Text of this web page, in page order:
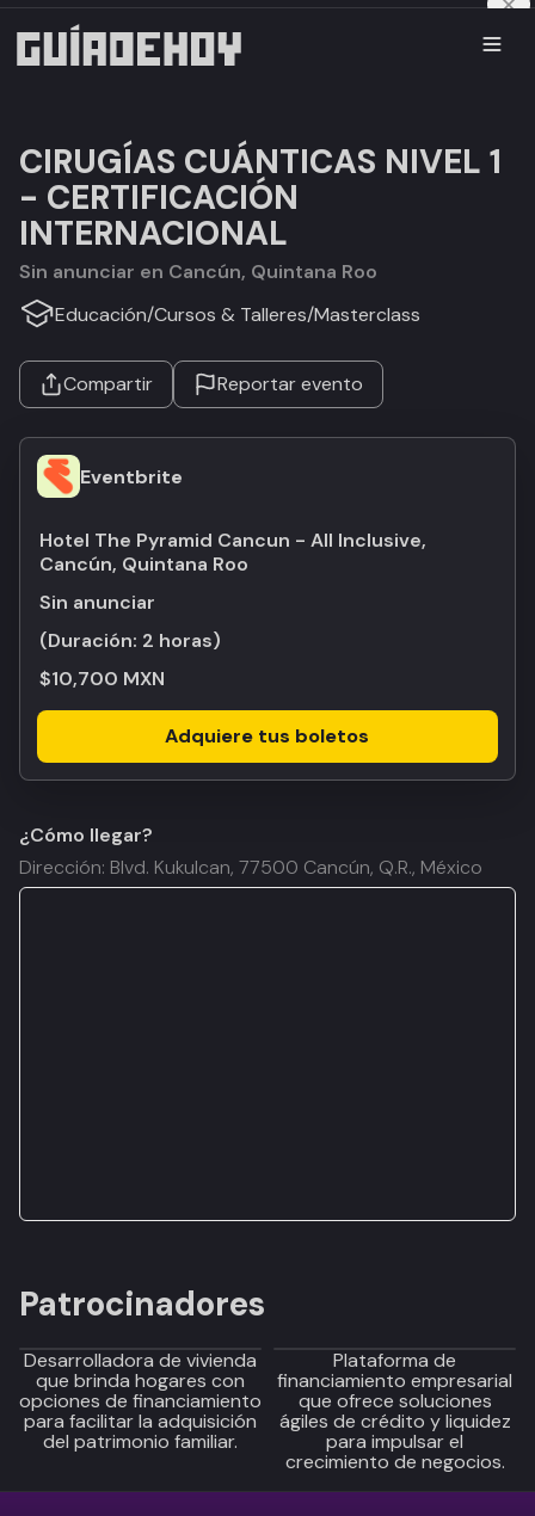
CIRUGÍAS CUÁNTICAS NIVEL 1
- CERTIFICACIÓN
INTERNACIONAL
Sin anunciar en Cancún, Quintana Roo
Educación/Cursos & Talleres/Masterclass
Compartir Reportar evento
Eventbrite
Hotel The Pyramid Cancun - All Inclusive,
Cancún, Quintana Roo
Sin anunciar
(Duración: 2 horas)
$10,700 MXN
Adquiere tus boletos
¿Cómo llegar?
Dirección: Blvd. Kukulcan, 77500 Cancún, Q.R., México
Patrocinadores
Desarrolladora de vivienda
que brinda hogares con
opciones de financiamiento
para facilitar la adquisición
del patrimonio familiar.
Plataforma de
financiamiento empresarial
que ofrece soluciones
ágiles de crédito y liquidez
para impulsar el
crecimiento de negocios.